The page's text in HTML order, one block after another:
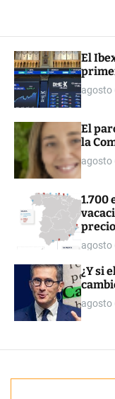
El
agosto
El
la
agosto
1.700
agosto
¿Y si
agosto